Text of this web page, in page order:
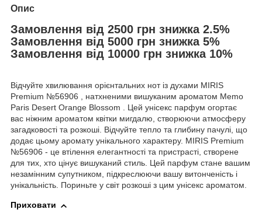
Опис
Замовлення від 2500 грн знижка 2.5%
Замовлення від 5000 грн знижка 5%
Замовлення від 10000 грн знижка 10%
Відчуйте хвилювання орієнтальних нот із духами MIRIS
Premium №56906 , натхненими вишуканим ароматом Memo
Paris Desert Orange Blossom . Цей унісекс парфум огортає
вас ніжним ароматом квітки мигдалю, створюючи атмосферу
загадковості та розкоші. Відчуйте тепло та глибину пачулі, що
додає цьому аромату унікального характеру. MIRIS Premium
№56906 - це втілення елегантності та пристрасті, створене
для тих, хто цінує вишуканий стиль. Цей парфум стане вашим
незамінним супутником, підкреслюючи вашу витонченість і
унікальність. Пориньте у світ розкоші з цим унісекс ароматом.
Приховати